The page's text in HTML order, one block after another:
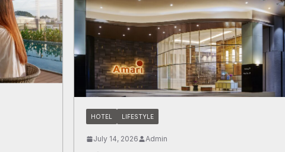
HOTEL LIFESTYLE
July 14, 2026 Admin